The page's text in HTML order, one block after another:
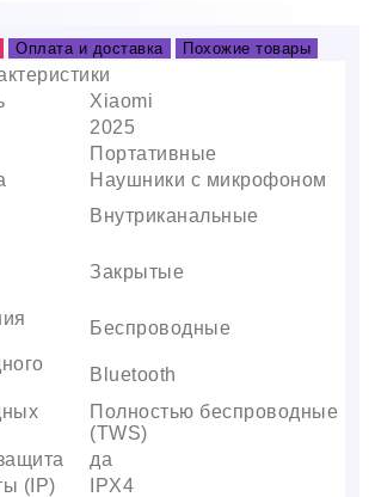
Оплата и доставка Похожие товары
Xiaomi
2025
Портативные
Наушники с микрофоном
Внутриканальные
Закрытые
Беспроводные
Bluetooth
Полностью беспроводные
(TWS)
да
(IP)
IPX4